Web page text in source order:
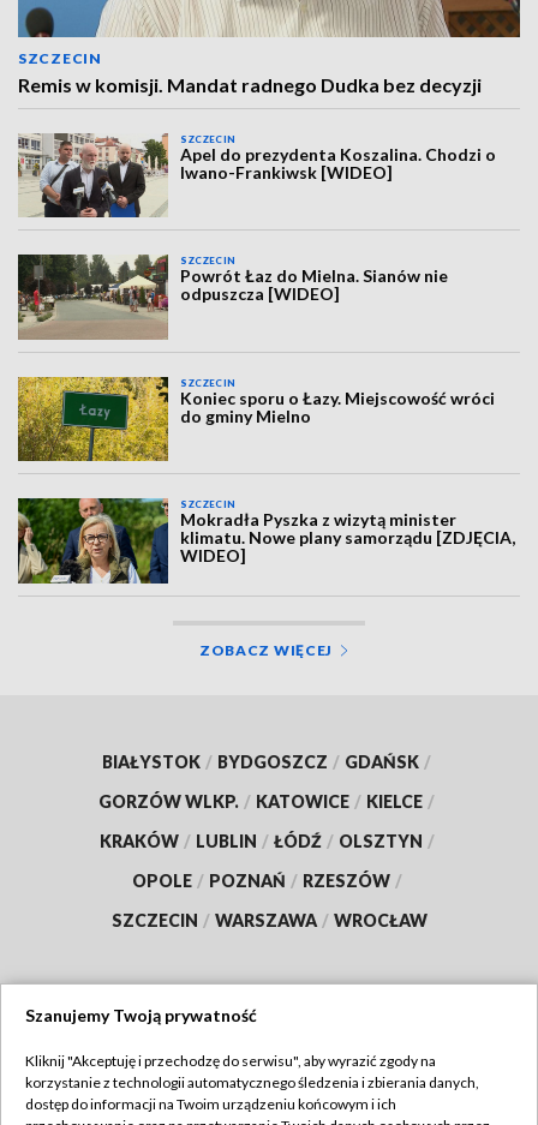
SZCZECIN
Remis w komisji. Mandat radnego Dudka bez decyzji
SZCZECIN
Apel do prezydenta Koszalina. Chodzi o
Iwano-Frankiwsk [WIDEO]
SZCZECIN
Powrót Łaz do Mielna. Sianów nie
odpuszcza [WIDEO]
SZCZECIN
Koniec sporu o Łazy. Miejscowość wróci
do gminy Mielno
SZCZECIN
Mokradła Pyszka z wizytą minister
klimatu. Nowe plany samorządu [ZDJĘCIA,
WIDEO]
ZOBACZ WIĘCEJ
BIAŁYSTOK / BYDGOSZCZ / GDAŃSK /
GORZÓW WLKP. / KATOWICE / KIELCE /
KRAKÓW / LUBLIN / ŁÓDŹ / OLSZTYN /
OPOLE / POZNAŃ / RZESZÓW /
SZCZECIN / WARSZAWA / WROCŁAW
TVP
Szanujemy Twoją prywatność
Kliknij "Akceptuję i przechodzę do serwisu", aby wyrazić zgody na
korzystanie z technologii automatycznego śledzenia i zbierania danych,
dostęp do informacji na Twoim urządzeniu końcowym i ich